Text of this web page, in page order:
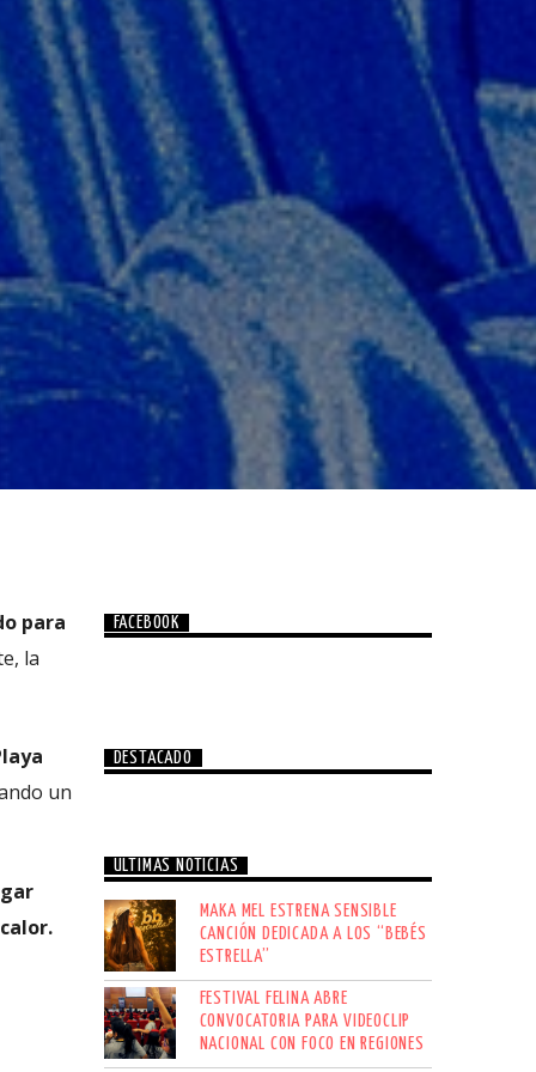
para
la
un
FACEBOOK
DESTACADO
ÚLTIMAS NOTICIAS
MAKA MEL ESTRENA SENSIBLE
CANCIÓN DEDICADA A LOS “BEBÉS
ESTRELLA”
FESTIVAL FELINA ABRE
CONVOCATORIA PARA VIDEOCLIP
NACIONAL CON FOCO EN REGIONES